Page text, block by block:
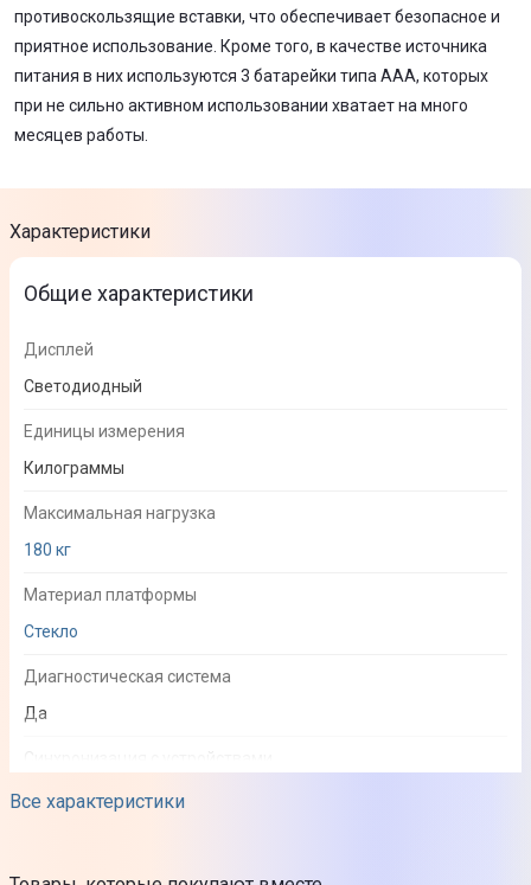
противоскользящие вставки, что обеспечивает безопасное и
приятное использование. Кроме того, в качестве источника
питания в них используются 3 батарейки типа AAA, которых
при не сильно активном использовании хватает на много
месяцев работы.
Характеристики
Все характеристики
Общие характеристики
Дисплей
Светодиодный
Единицы измерения
Килограммы
Максимальная нагрузка
180 кг
Материал платформы
Стекло
Диагностическая система
Да
Да
Android